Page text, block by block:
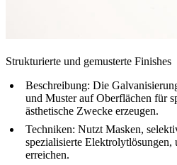
Strukturierte und gemusterte Finishes
Beschreibung: Die
und Muster auf Oberflächen für
ästhetische Zwecke erzeugen.
Techniken: Nutzt Masken,
spezialisierte Elektrolytlösungen,
erreichen.